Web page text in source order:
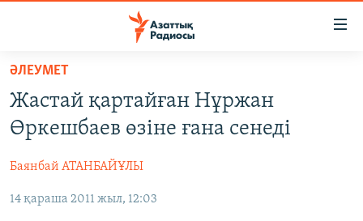
Skip
main
content
Skip
to
Navigation
AZATTYQTV
ҚАҢТАР ОҚИҒАСЫ
АДАМ ҚҰҚЫҚТАРЫ
ӘЛЕУМЕТ
Жастай қартайған Нұржан
Өркешбаев өзіне ғана сенеді
Баянбай АТАНБАЙҰЛЫ
14 қараша 2011 жыл, 12:03